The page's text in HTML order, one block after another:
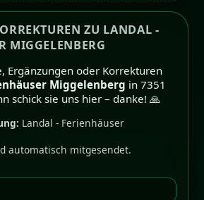
ZU LANDAL -
MIGGELENBERG
Ergänzungen oder Korrekturen
Miggelenberg in 7351
schick sie uns hier – danke! 🙏
Landal - Ferienhäuser
automatisch mitgesendet.